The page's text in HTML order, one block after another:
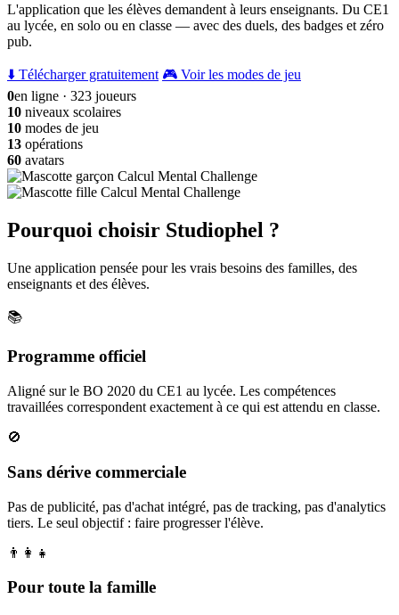
L'application que les élèves demandent à leurs enseignants. Du CE1
au lycée, en solo ou en classe — avec des duels, des badges et zéro
pub.
⬇️ Télécharger gratuitement 🎮 Voir les modes de jeu
0en ligne · 323 joueurs
10 niveaux scolaires
10 modes de jeu
13 opérations
60 avatars
Pourquoi choisir Studiophel ?
Une application pensée pour les vrais besoins des familles, des
enseignants et des élèves.
📚
Programme officiel
Aligné sur le BO 2020 du CE1 au lycée. Les compétences
travaillées correspondent exactement à ce qui est attendu en classe.
🚫
Sans dérive commerciale
Pas de publicité, pas d'achat intégré, pas de tracking, pas d'analytics
tiers. Le seul objectif : faire progresser l'élève.
👨‍👩‍👧
Pour toute la famille